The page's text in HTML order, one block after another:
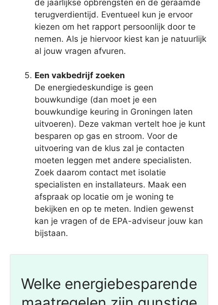
de jaarlijkse opbrengsten en de geraamde
terugverdientijd. Eventueel kun je ervoor
kiezen om het rapport persoonlijk door te
nemen. Als je hiervoor kiest kan je natuurlijk
al jouw vragen afvuren.
Een vakbedrijf zoeken
De energiedeskundige is geen
bouwkundige (dan moet je een
bouwkundige keuring in Groningen laten
uitvoeren). Deze vakman vertelt hoe je kunt
besparen op gas en stroom. Voor de
uitvoering van de klus zal je contacten
moeten leggen met andere specialisten.
Zoek daarom contact met isolatie
specialisten en installateurs. Maak een
afspraak op locatie om je woning te
bekijken en op te meten. Indien gewenst
kan je vragen of de EPA-adviseur jouw kan
bijstaan.
Welke energiebesparende